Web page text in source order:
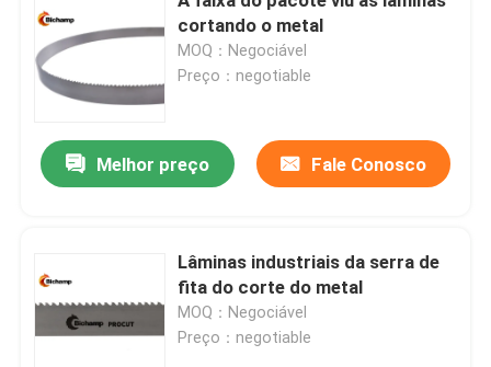
cortando o metal
MOQ：Negociável
Preço：negotiable
Melhor preço Fale Conosco
Lâminas industriais da serra de
fita do corte do metal
MOQ：Negociável
Preço：negotiable